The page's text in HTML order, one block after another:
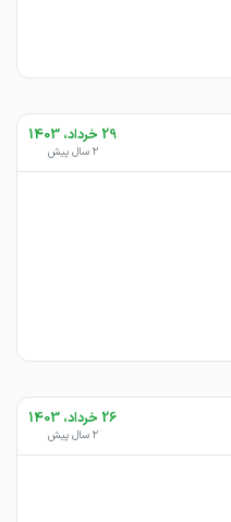
29 خرداد، 1403
2 سال پیش
26 خرداد، 1403
2 سال پیش